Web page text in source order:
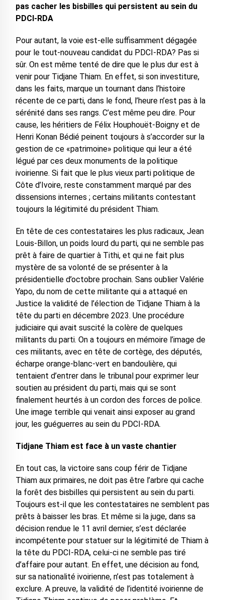
pas cacher les bisbilles qui persistent au sein du
PDCI-RDA
Pour autant, la voie est-elle suffisamment dégagée
pour le tout-nouveau candidat du PDCI-RDA? Pas si
sûr. On est même tenté de dire que le plus dur est à
venir pour Tidjane Thiam. En effet, si son investiture,
dans les faits, marque un tournant dans l’histoire
récente de ce parti, dans le fond, l’heure n’est pas à la
sérénité dans ses rangs. C’est même peu dire. Pour
cause, les héritiers de Félix Houphouët-Boigny et de
Henri Konan Bédié peinent toujours à s’accorder sur la
gestion de ce «patrimoine» politique qui leur a été
légué par ces deux monuments de la politique
ivoirienne. Si fait que le plus vieux parti politique de
Côte d’Ivoire, reste constamment marqué par des
dissensions internes ; certains militants contestant
toujours la légitimité du président Thiam.
En tête de ces contestataires les plus radicaux, Jean
Louis-Billon, un poids lourd du parti, qui ne semble pas
prêt à faire de quartier à Tithi, et qui ne fait plus
mystère de sa volonté de se présenter à la
présidentielle d’octobre prochain. Sans oublier Valérie
Yapo, du nom de cette militante qui a attaqué en
Justice la validité de l’élection de Tidjane Thiam à la
tête du parti en décembre 2023. Une procédure
judiciaire qui avait suscité la colère de quelques
militants du parti. On a toujours en mémoire l’image de
ces militants, avec en tête de cortège, des députés,
écharpe orange-blanc-vert en bandoulière, qui
tentaient d’entrer dans le tribunal pour exprimer leur
soutien au président du parti, mais qui se sont
finalement heurtés à un cordon des forces de police.
Une image terrible qui venait ainsi exposer au grand
jour, les guéguerres au sein du PDCI-RDA.
Tidjane Thiam est face à un vaste chantier
En tout cas, la victoire sans coup férir de Tidjane
Thiam aux primaires, ne doit pas être l’arbre qui cache
la forêt des bisbilles qui persistent au sein du parti.
Toujours est-il que les contestataires ne semblent pas
prêts à baisser les bras. Et même si la juge, dans sa
décision rendue le 11 avril dernier, s’est déclarée
incompétente pour statuer sur la légitimité de Thiam à
la tête du PDCI-RDA, celui-ci ne semble pas tiré
d’affaire pour autant. En effet, une décision au fond,
sur sa nationalité ivoirienne, n’est pas totalement à
exclure. A preuve, la validité de l’identité ivoirienne de